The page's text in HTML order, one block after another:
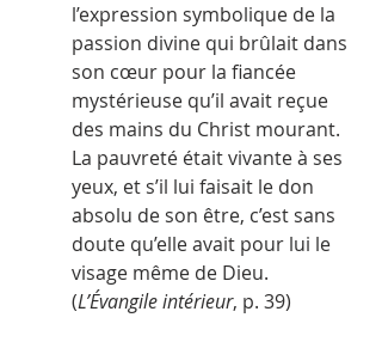
l’expression symbolique de la
passion divine qui brûlait dans
son cœur pour la fiancée
mystérieuse qu’il avait reçue
des mains du Christ mourant.
La pauvreté était vivante à ses
yeux, et s’il lui faisait le don
absolu de son être, c’est sans
doute qu’elle avait pour lui le
visage même de Dieu.
(L’Évangile intérieur, p. 39)